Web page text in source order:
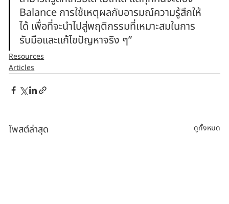
Balance การใช้เหตุผลกับอารมณ์ความรู้สึกให้
ได้ เพื่อที่จะนำไปสู่พฤติกรรมที่เหมาะสมในการ
รับมือและแก้ไขปัญหาจริง ๆ”
Resources
Articles
โพสต์ล่าสุด ดูทั้งหมด